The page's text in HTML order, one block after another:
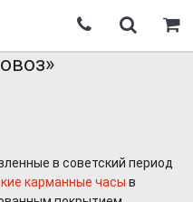
в советский период
карманные часы в